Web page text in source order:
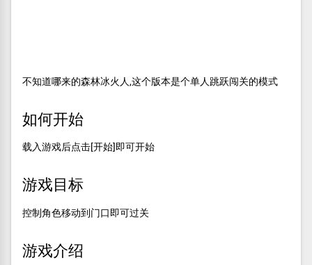
不知道哪来的森林冰火人,这个版本是个单人跳跃闯关的模式
如何开始
载入游戏后点击[开始]即可开始
游戏目标
控制角色移动到门口即可过关
游戏介绍